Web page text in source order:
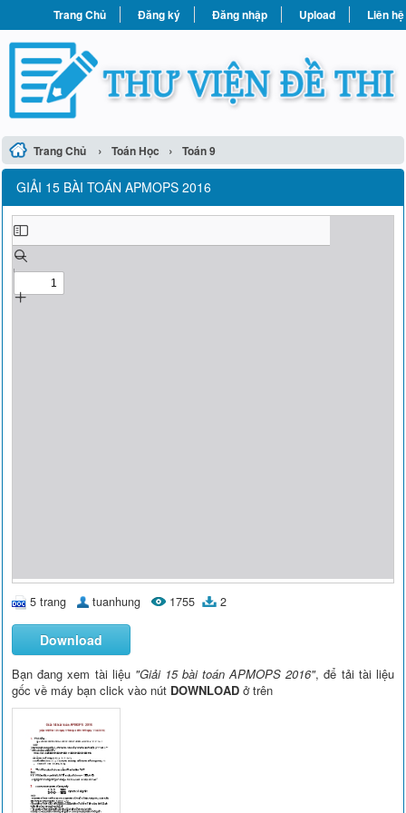
Trang Chủ Đăng ký Đăng nhập Upload Liên hệ
Trang Chủ › Toán Học › Toán 9
GIẢI 15 BÀI TOÁN APMOPS 2016
5 trang tuanhung 1755 2
Download
Bạn đang xem tài liệu "Giải 15 bài toán APMOPS 2016", để tải tài liệu
gốc về máy bạn click vào nút DOWNLOAD ở trên